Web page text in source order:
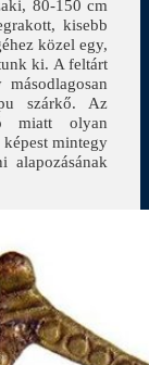
80-150 cm
kisebb
közel egy,
ki. A feltárt
szárkő. Az
miatt olyan
mintegy
alapozásának